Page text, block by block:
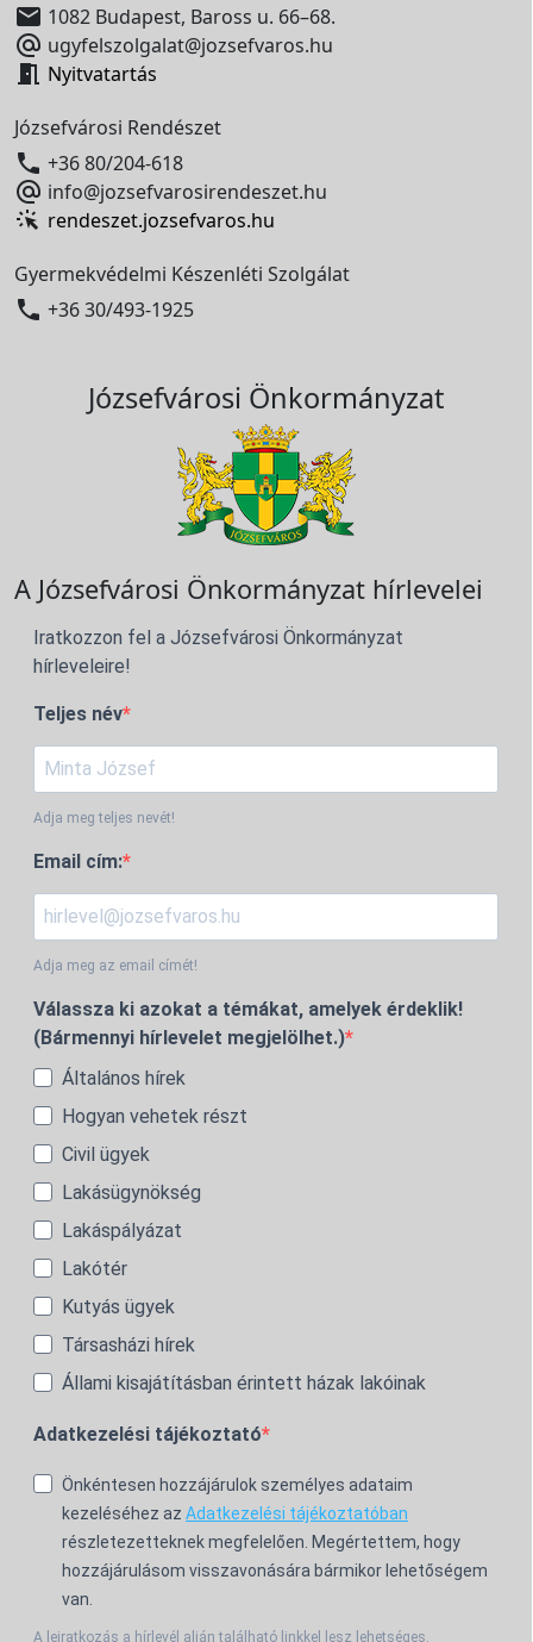
 1082 Budapest, Baross u. 66–68.
 ugyfelszolgalat@jozsefvaros.hu
 Nyitvatartás
Józsefvárosi Rendészet
 +36 80/204-618
 info@jozsefvarosirendeszet.hu
rendeszet.jozsefvaros.hu
Gyermekvédelmi Készenléti Szolgálat
 +36 30/493-1925
Józsefvárosi Önkormányzat
A Józsefvárosi Önkormányzat hírlevelei
Iratkozzon fel a Józsefvárosi Önkormányzat
hírleveleire!
Teljes név
Adja meg teljes nevét!
Email cím:
Adja meg az email címét!
Válassza ki azokat a témákat, amelyek érdeklik!
(Bármennyi hírlevelet megjelölhet.)
Általános hírek
Hogyan vehetek részt
Civil ügyek
Lakásügynökség
Lakáspályázat
Lakótér
Kutyás ügyek
Társasházi hírek
Állami kisajátításban érintett házak lakóinak
Adatkezelési tájékoztató
Önkéntesen hozzájárulok személyes adataim
kezeléséhez az Adatkezelési tájékoztatóban
részletezetteknek megfelelően. Megértettem, hogy
hozzájárulásom visszavonására bármikor lehetőségem
van.
A leiratkozás a hírlevél alján található linkkel lesz lehetséges.